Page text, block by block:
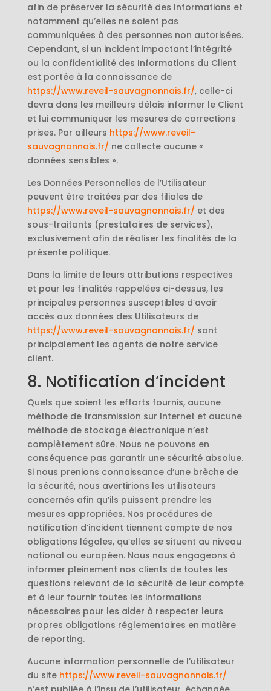
afin de préserver la sécurité des Informations et
notamment qu’elles ne soient pas
communiquées à des personnes non autorisées.
Cependant, si un incident impactant l’intégrité
ou la confidentialité des Informations du Client
est portée à la connaissance de
https://www.reveil-sauvagnonnais.fr/, celle-ci
devra dans les meilleurs délais informer le Client
et lui communiquer les mesures de corrections
prises. Par ailleurs https://www.reveil-
sauvagnonnais.fr/ ne collecte aucune «
données sensibles ».
Les Données Personnelles de l’Utilisateur
peuvent être traitées par des filiales de
https://www.reveil-sauvagnonnais.fr/ et des
sous-traitants (prestataires de services),
exclusivement afin de réaliser les finalités de la
présente politique.
Dans la limite de leurs attributions respectives
et pour les finalités rappelées ci-dessus, les
principales personnes susceptibles d’avoir
accès aux données des Utilisateurs de
https://www.reveil-sauvagnonnais.fr/ sont
principalement les agents de notre service
client.
8. Notification d’incident
Quels que soient les efforts fournis, aucune
méthode de transmission sur Internet et aucune
méthode de stockage électronique n’est
complètement sûre. Nous ne pouvons en
conséquence pas garantir une sécurité absolue.
Si nous prenions connaissance d’une brèche de
la sécurité, nous avertirions les utilisateurs
concernés afin qu’ils puissent prendre les
mesures appropriées. Nos procédures de
notification d’incident tiennent compte de nos
obligations légales, qu’elles se situent au niveau
national ou européen. Nous nous engageons à
informer pleinement nos clients de toutes les
questions relevant de la sécurité de leur compte
et à leur fournir toutes les informations
nécessaires pour les aider à respecter leurs
propres obligations réglementaires en matière
de reporting.
Aucune information personnelle de l’utilisateur
du site https://www.reveil-sauvagnonnais.fr/